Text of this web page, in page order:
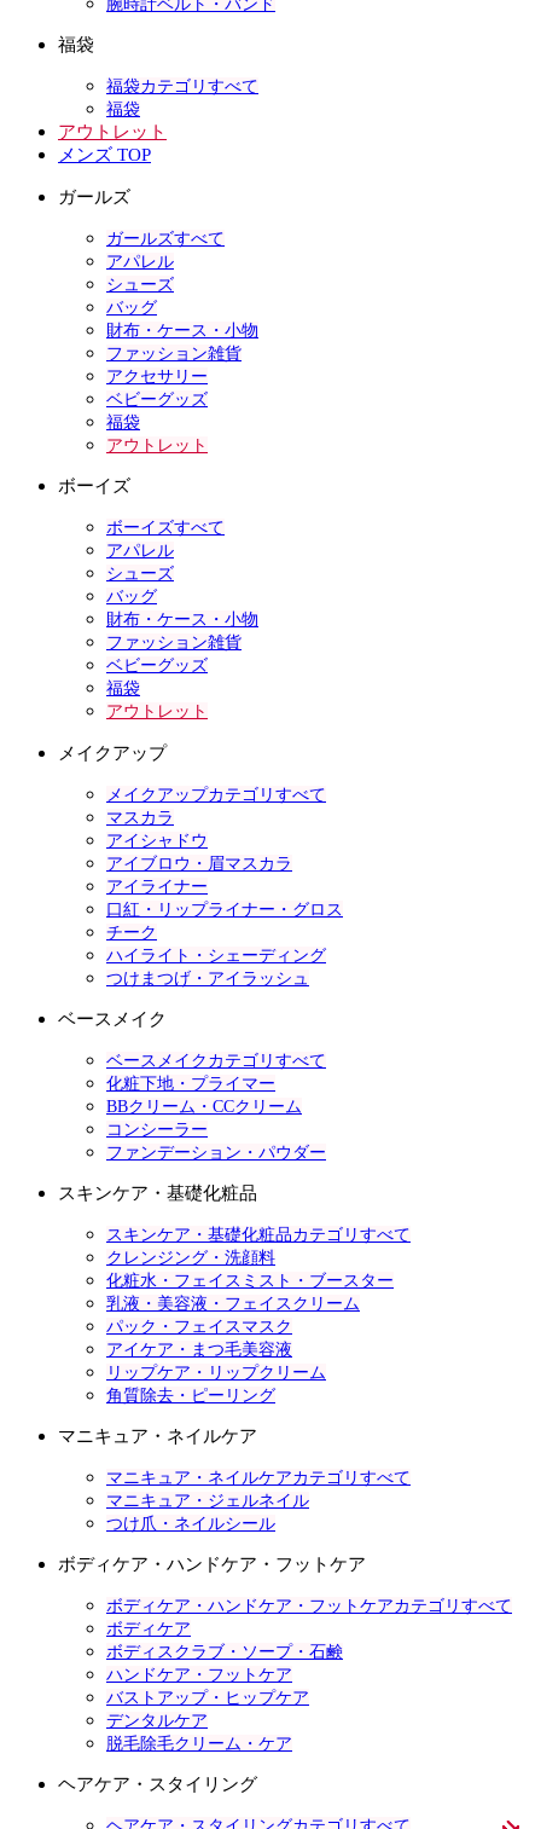
腕時計ベルト・バンド
福袋
福袋カテゴリすべて
福袋
アウトレット
メンズ TOP
ガールズ
ガールズすべて
アパレル
シューズ
バッグ
財布・ケース・小物
ファッション雑貨
アクセサリー
ベビーグッズ
福袋
アウトレット
ボーイズ
ボーイズすべて
アパレル
シューズ
バッグ
財布・ケース・小物
ファッション雑貨
ベビーグッズ
福袋
アウトレット
メイクアップ
メイクアップカテゴリすべて
マスカラ
アイシャドウ
アイブロウ・眉マスカラ
アイライナー
口紅・リップライナー・グロス
チーク
ハイライト・シェーディング
つけまつげ・アイラッシュ
ベースメイク
ベースメイクカテゴリすべて
化粧下地・プライマー
BBクリーム・CCクリーム
コンシーラー
ファンデーション・パウダー
スキンケア・基礎化粧品
スキンケア・基礎化粧品カテゴリすべて
クレンジング・洗顔料
化粧水・フェイスミスト・ブースター
乳液・美容液・フェイスクリーム
パック・フェイスマスク
アイケア・まつ毛美容液
リップケア・リップクリーム
角質除去・ピーリング
マニキュア・ネイルケア
マニキュア・ネイルケアカテゴリすべて
マニキュア・ジェルネイル
つけ爪・ネイルシール
ボディケア・ハンドケア・フットケア
ボディケア・ハンドケア・フットケアカテゴリすべて
ボディケア
ボディスクラブ・ソープ・石鹸
ハンドケア・フットケア
バストアップ・ヒップケア
デンタルケア
脱毛除毛クリーム・ケア
ヘアケア・スタイリング